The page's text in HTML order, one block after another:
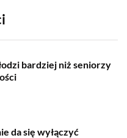
bardziej niż seniorzy
da się wyłączyć